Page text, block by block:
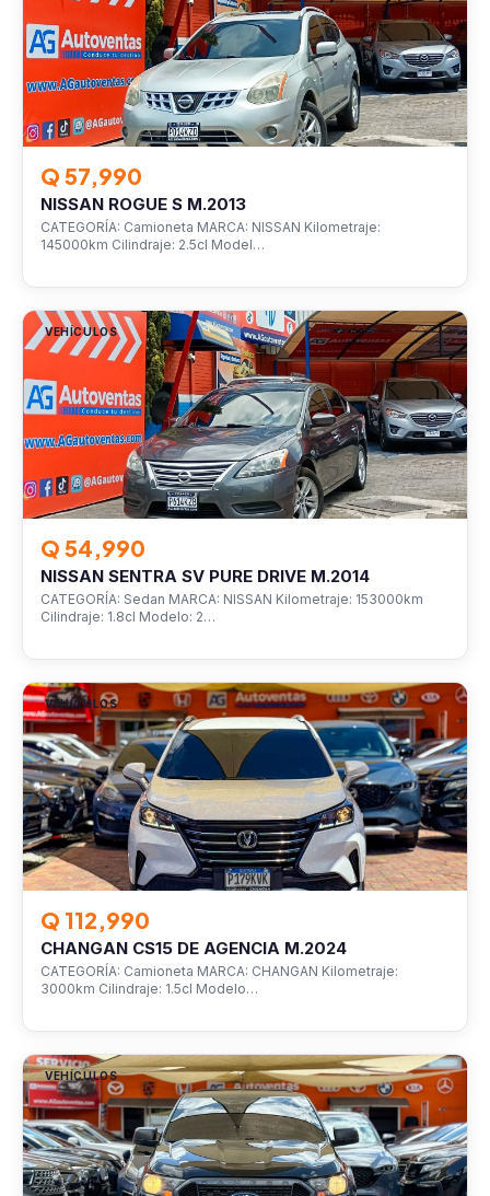
Q 57,990
NISSAN ROGUE S M.2013
CATEGORÍA: Camioneta MARCA: NISSAN Kilometraje:
145000km Cilindraje: 2.5cl Model…
VEHÍCULOS
Q 54,990
NISSAN SENTRA SV PURE DRIVE M.2014
CATEGORÍA: Sedan MARCA: NISSAN Kilometraje: 153000km
Cilindraje: 1.8cl Modelo: 2…
VEHÍCULOS
Q 112,990
CHANGAN CS15 DE AGENCIA M.2024
CATEGORÍA: Camioneta MARCA: CHANGAN Kilometraje:
3000km Cilindraje: 1.5cl Modelo…
VEHÍCULOS